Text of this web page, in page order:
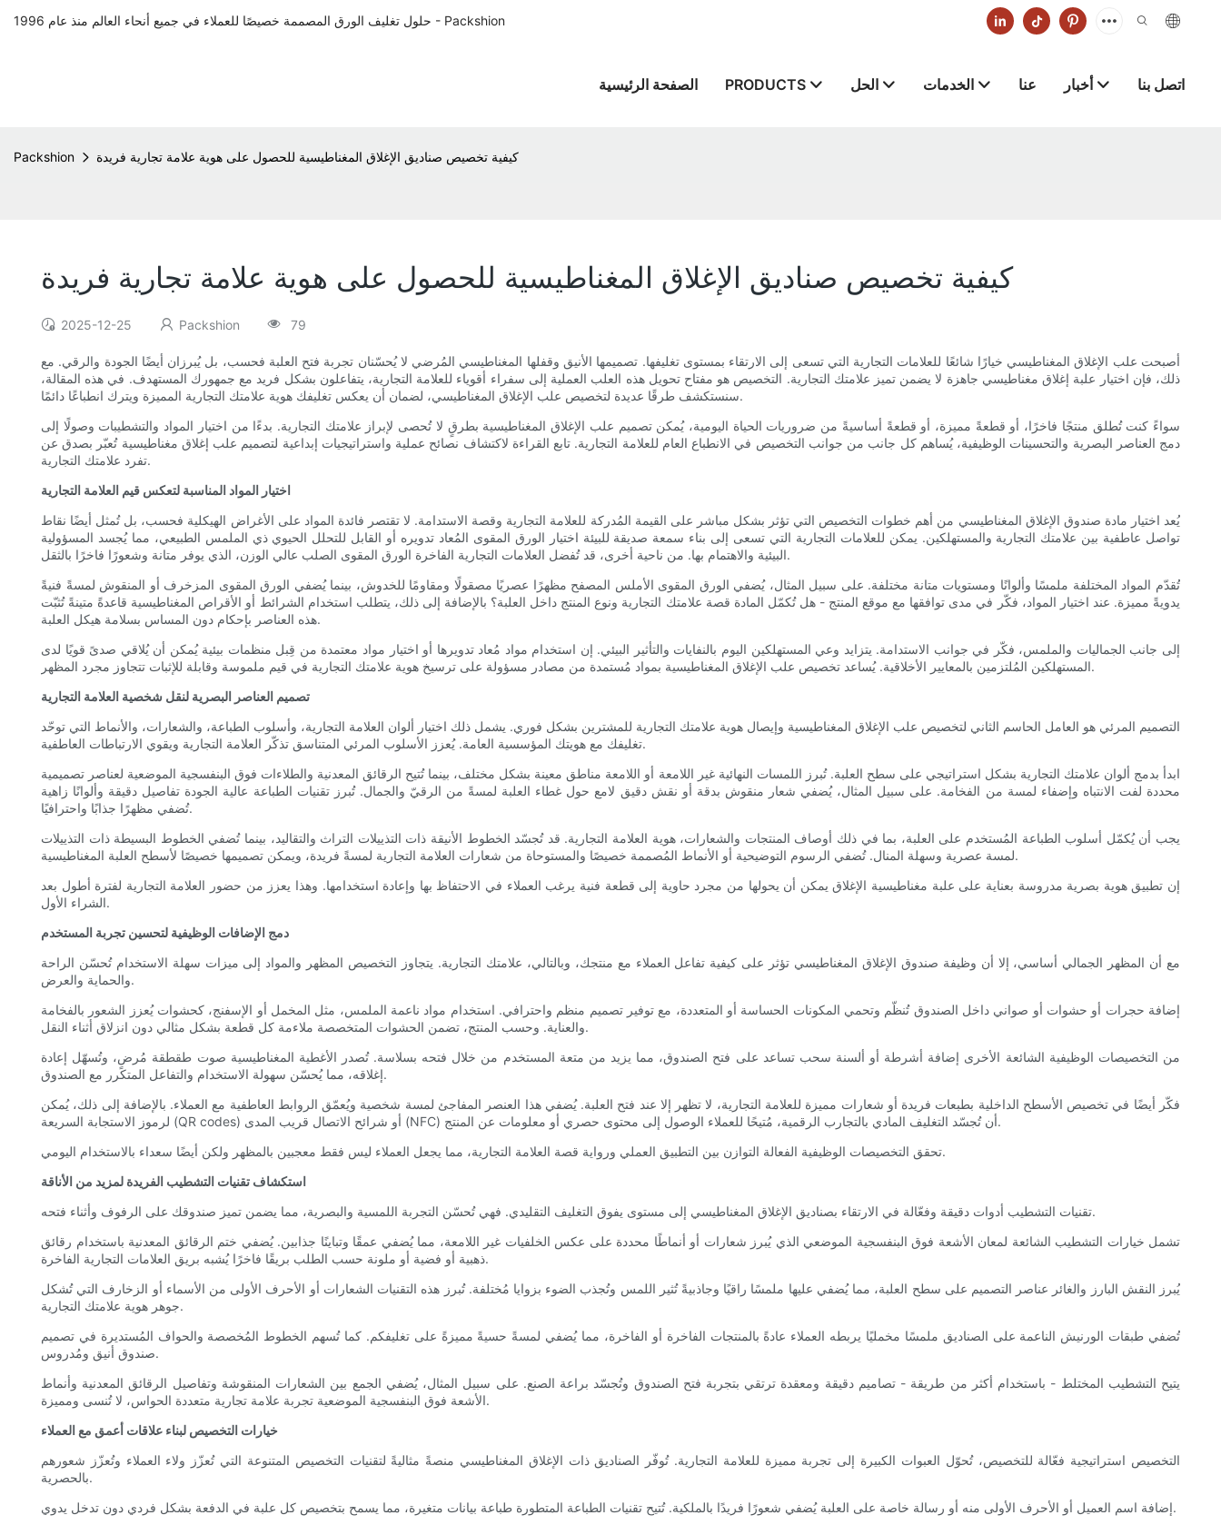
حلول تغليف الورق المصممة خصيصًا للعملاء في جميع أنحاء العالم منذ عام 1996 - Packshion
الصفحة الرئيسية PRODUCTS الحل الخدمات عنا أخبار اتصل بنا
Packshion كيفية تخصيص صناديق الإغلاق المغناطيسية للحصول على هوية علامة تجارية فريدة
كيفية تخصيص صناديق الإغلاق المغناطيسية للحصول على هوية علامة تجارية فريدة
2025-12-25 Packshion 79
أصبحت علب الإغلاق المغناطيسي خيارًا شائعًا للعلامات التجارية التي تسعى إلى الارتقاء بمستوى تغليفها. تصميمها الأنيق وقفلها المغناطيسي المُرضي لا يُحسّنان تجربة فتح العلبة فحسب، بل يُبرزان أيضًا الجودة والرقي. مع
ذلك، فإن اختيار علبة إغلاق مغناطيسي جاهزة لا يضمن تميز علامتك التجارية. التخصيص هو مفتاح تحويل هذه العلب العملية إلى سفراء أقوياء للعلامة التجارية، يتفاعلون بشكل فريد مع جمهورك المستهدف. في هذه المقالة،
سنستكشف طرقًا عديدة لتخصيص علب الإغلاق المغناطيسي، لضمان أن يعكس تغليفك هوية علامتك التجارية المميزة ويترك انطباعًا دائمًا.
سواءً كنت تُطلق منتجًا فاخرًا، أو قطعةً مميزة، أو قطعةً أساسيةً من ضروريات الحياة اليومية، يُمكن تصميم علب الإغلاق المغناطيسية بطرقٍ لا تُحصى لإبراز علامتك التجارية. بدءًا من اختيار المواد والتشطيبات وصولًا إلى
دمج العناصر البصرية والتحسينات الوظيفية، يُساهم كل جانب من جوانب التخصيص في الانطباع العام للعلامة التجارية. تابع القراءة لاكتشاف نصائح عملية واستراتيجيات إبداعية لتصميم علب إغلاق مغناطيسية تُعبّر بصدق عن
تفرد علامتك التجارية.
اختيار المواد المناسبة لتعكس قيم العلامة التجارية
يُعد اختيار مادة صندوق الإغلاق المغناطيسي من أهم خطوات التخصيص التي تؤثر بشكل مباشر على القيمة المُدركة للعلامة التجارية وقصة الاستدامة. لا تقتصر فائدة المواد على الأغراض الهيكلية فحسب، بل تُمثل أيضًا نقاط
تواصل عاطفية بين علامتك التجارية والمستهلكين. يمكن للعلامات التجارية التي تسعى إلى بناء سمعة صديقة للبيئة اختيار الورق المقوى المُعاد تدويره أو القابل للتحلل الحيوي ذي الملمس الطبيعي، مما يُجسد المسؤولية
البيئية والاهتمام بها. من ناحية أخرى، قد تُفضل العلامات التجارية الفاخرة الورق المقوى الصلب عالي الوزن، الذي يوفر متانة وشعورًا فاخرًا بالثقل.
تُقدّم المواد المختلفة ملمسًا وألوانًا ومستويات متانة مختلفة. على سبيل المثال، يُضفي الورق المقوى الأملس المصفح مظهرًا عصريًا مصقولًا ومقاومًا للخدوش، بينما يُضفي الورق المقوى المزخرف أو المنقوش لمسةً فنيةً
يدويةً مميزة. عند اختيار المواد، فكّر في مدى توافقها مع موقع المنتج - هل تُكمّل المادة قصة علامتك التجارية ونوع المنتج داخل العلبة؟ بالإضافة إلى ذلك، يتطلب استخدام الشرائط أو الأقراص المغناطيسية قاعدةً متينةً تُثبّت
هذه العناصر بإحكام دون المساس بسلامة هيكل العلبة.
إلى جانب الجماليات والملمس، فكّر في جوانب الاستدامة. يتزايد وعي المستهلكين اليوم بالنفايات والتأثير البيئي. إن استخدام مواد مُعاد تدويرها أو اختيار مواد معتمدة من قِبل منظمات بيئية يُمكن أن يُلاقي صدىً قويًا لدى
المستهلكين المُلتزمين بالمعايير الأخلاقية. يُساعد تخصيص علب الإغلاق المغناطيسية بمواد مُستمدة من مصادر مسؤولة على ترسيخ هوية علامتك التجارية في قيم ملموسة وقابلة للإثبات تتجاوز مجرد المظهر.
تصميم العناصر البصرية لنقل شخصية العلامة التجارية
التصميم المرئي هو العامل الحاسم الثاني لتخصيص علب الإغلاق المغناطيسية وإيصال هوية علامتك التجارية للمشترين بشكل فوري. يشمل ذلك اختيار ألوان العلامة التجارية، وأسلوب الطباعة، والشعارات، والأنماط التي توحّد
تغليفك مع هويتك المؤسسية العامة. يُعزز الأسلوب المرئي المتناسق تذكّر العلامة التجارية ويقوي الارتباطات العاطفية.
ابدأ بدمج ألوان علامتك التجارية بشكل استراتيجي على سطح العلبة. تُبرز اللمسات النهائية غير اللامعة أو اللامعة مناطق معينة بشكل مختلف، بينما تُتيح الرقائق المعدنية والطلاءات فوق البنفسجية الموضعية لعناصر تصميمية
محددة لفت الانتباه وإضفاء لمسة من الفخامة. على سبيل المثال، يُضفي شعار منقوش بدقة أو نقش دقيق لامع حول غطاء العلبة لمسةً من الرقيّ والجمال. تُبرز تقنيات الطباعة عالية الجودة تفاصيل دقيقة وألوانًا زاهية
تُضفي مظهرًا جذابًا واحترافيًا.
يجب أن يُكمّل أسلوب الطباعة المُستخدم على العلبة، بما في ذلك أوصاف المنتجات والشعارات، هوية العلامة التجارية. قد تُجسّد الخطوط الأنيقة ذات التذييلات التراث والتقاليد، بينما تُضفي الخطوط البسيطة ذات التذييلات
لمسة عصرية وسهلة المنال. تُضفي الرسوم التوضيحية أو الأنماط المُصممة خصيصًا والمستوحاة من شعارات العلامة التجارية لمسةً فريدة، ويمكن تصميمها خصيصًا لأسطح العلبة المغناطيسية.
إن تطبيق هوية بصرية مدروسة بعناية على علبة مغناطيسية الإغلاق يمكن أن يحولها من مجرد حاوية إلى قطعة فنية يرغب العملاء في الاحتفاظ بها وإعادة استخدامها. وهذا يعزز من حضور العلامة التجارية لفترة أطول بعد
الشراء الأول.
دمج الإضافات الوظيفية لتحسين تجربة المستخدم
مع أن المظهر الجمالي أساسي، إلا أن وظيفة صندوق الإغلاق المغناطيسي تؤثر على كيفية تفاعل العملاء مع منتجك، وبالتالي، علامتك التجارية. يتجاوز التخصيص المظهر والمواد إلى ميزات سهلة الاستخدام تُحسّن الراحة
والحماية والعرض.
إضافة حجرات أو حشوات أو صواني داخل الصندوق تُنظّم وتحمي المكونات الحساسة أو المتعددة، مع توفير تصميم منظم واحترافي. استخدام مواد ناعمة الملمس، مثل المخمل أو الإسفنج، كحشوات يُعزز الشعور بالفخامة
والعناية. وحسب المنتج، تضمن الحشوات المتخصصة ملاءمة كل قطعة بشكل مثالي دون انزلاق أثناء النقل.
من التخصيصات الوظيفية الشائعة الأخرى إضافة أشرطة أو ألسنة سحب تساعد على فتح الصندوق، مما يزيد من متعة المستخدم من خلال فتحه بسلاسة. تُصدر الأغطية المغناطيسية صوت طقطقة مُرضٍ، وتُسهّل إعادة
إغلاقه، مما يُحسّن سهولة الاستخدام والتفاعل المتكرر مع الصندوق.
فكّر أيضًا في تخصيص الأسطح الداخلية بطبعات فريدة أو شعارات مميزة للعلامة التجارية، لا تظهر إلا عند فتح العلبة. يُضفي هذا العنصر المفاجئ لمسة شخصية ويُعمّق الروابط العاطفية مع العملاء. بالإضافة إلى ذلك، يُمكن
لرموز الاستجابة السريعة (QR codes) أو شرائح الاتصال قريب المدى (NFC) أن تُجسّد التغليف المادي بالتجارب الرقمية، مُتيحًا للعملاء الوصول إلى محتوى حصري أو معلومات عن المنتج.
تحقق التخصيصات الوظيفية الفعالة التوازن بين التطبيق العملي ورواية قصة العلامة التجارية، مما يجعل العملاء ليس فقط معجبين بالمظهر ولكن أيضًا سعداء بالاستخدام اليومي.
استكشاف تقنيات التشطيب الفريدة لمزيد من الأناقة
تقنيات التشطيب أدوات دقيقة وفعّالة في الارتقاء بصناديق الإغلاق المغناطيسي إلى مستوى يفوق التغليف التقليدي. فهي تُحسّن التجربة اللمسية والبصرية، مما يضمن تميز صندوقك على الرفوف وأثناء فتحه.
تشمل خيارات التشطيب الشائعة لمعان الأشعة فوق البنفسجية الموضعي الذي يُبرز شعارات أو أنماطًا محددة على عكس الخلفيات غير اللامعة، مما يُضفي عمقًا وتباينًا جذابين. يُضفي ختم الرقائق المعدنية باستخدام رقائق
ذهبية أو فضية أو ملونة حسب الطلب بريقًا فاخرًا يُشبه بريق العلامات التجارية الفاخرة.
يُبرز النقش البارز والغائر عناصر التصميم على سطح العلبة، مما يُضفي عليها ملمسًا راقيًا وجاذبيةً تُثير اللمس وتُجذب الضوء بزوايا مُختلفة. تُبرز هذه التقنيات الشعارات أو الأحرف الأولى من الأسماء أو الزخارف التي تُشكل
جوهر هوية علامتك التجارية.
تُضفي طبقات الورنيش الناعمة على الصناديق ملمسًا مخمليًا يربطه العملاء عادةً بالمنتجات الفاخرة أو الفاخرة، مما يُضفي لمسةً حسيةً مميزةً على تغليفكم. كما تُسهم الخطوط المُخصصة والحواف المُستديرة في تصميم
صندوق أنيق ومُدروس.
يتيح التشطيب المختلط - باستخدام أكثر من طريقة - تصاميم دقيقة ومعقدة ترتقي بتجربة فتح الصندوق وتُجسّد براعة الصنع. على سبيل المثال، يُضفي الجمع بين الشعارات المنقوشة وتفاصيل الرقائق المعدنية وأنماط
الأشعة فوق البنفسجية الموضعية تجربة علامة تجارية متعددة الحواس، لا تُنسى ومميزة.
خيارات التخصيص لبناء علاقات أعمق مع العملاء
التخصيص استراتيجية فعّالة للتخصيص، تُحوّل العبوات الكبيرة إلى تجربة مميزة للعلامة التجارية. تُوفّر الصناديق ذات الإغلاق المغناطيسي منصةً مثاليةً لتقنيات التخصيص المتنوعة التي تُعزّز ولاء العملاء وتُعزّز شعورهم
بالحصرية.
إضافة اسم العميل أو الأحرف الأولى منه أو رسالة خاصة على العلبة يُضفي شعورًا فريدًا بالملكية. تُتيح تقنيات الطباعة المتطورة طباعة بيانات متغيرة، مما يسمح بتخصيص كل علبة في الدفعة بشكل فردي دون تدخل يدوي.